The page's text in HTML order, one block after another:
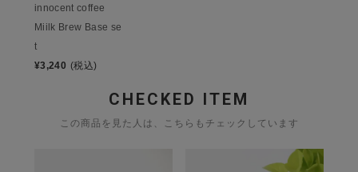
innocent coffee
Miilk Brew Base se
t
¥3,240 (税込)
CHECKED ITEM
この商品を見た人は、こちらもチェックしています